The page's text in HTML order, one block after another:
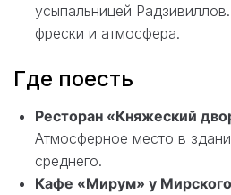
усыпальницей
фрески и атмосфера.
Где поесть
Ресторан «Княжеский
Атмосферное место в
среднего.
Кафе «Мирум» у